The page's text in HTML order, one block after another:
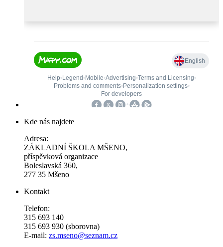
Kde nás najdete
Adresa:
ZÁKLADNÍ ŠKOLA MŠENO,
příspěvková organizace
Boleslavská 360,
277 35 Mšeno
Kontakt
Telefon:
315 693 140
315 693 930 (sborovna)
E-mail: zs.mseno@seznam.cz